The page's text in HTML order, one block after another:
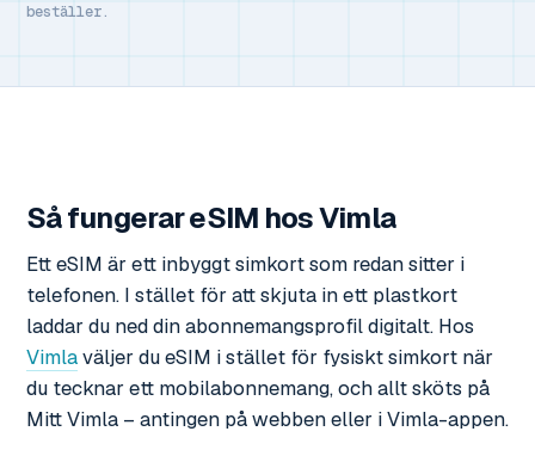
beställer.
Så fungerar eSIM hos Vimla
Ett eSIM är ett inbyggt simkort som redan sitter i
telefonen. I stället för att skjuta in ett plastkort
laddar du ned din abonnemangsprofil digitalt. Hos
Vimlaväljer du eSIM i stället för fysiskt simkort när
du tecknar ett mobilabonnemang, och allt sköts på
Mitt Vimla – antingen på webben eller i Vimla-appen.